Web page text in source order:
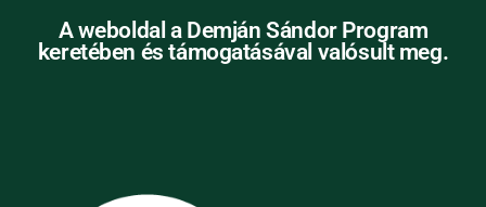
A weboldal a Demján Sándor Program
keretében és támogatásával valósult meg.